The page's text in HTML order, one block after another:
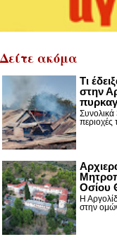
Δείτε ακόμα
Τι
στην
Συνολικά
περιοχές
Οσίου
Η
στην